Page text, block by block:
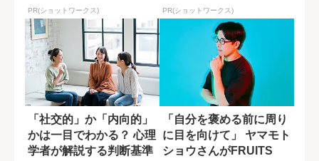
PR(ショットワークス) PR(ショットワークス)
「社交的」か「内向的」
かは一目でわかる？ 心理
学者が解説する判断基準
「自分を褒める前に周り
に目を向けて」 ヤマモト
ショウさんがFRUITS